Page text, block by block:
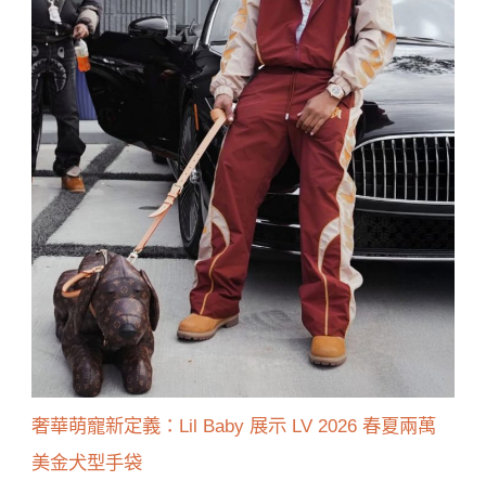
奢華萌寵新定義：Lil Baby 展示 LV 2026 春夏兩萬
美金犬型手袋